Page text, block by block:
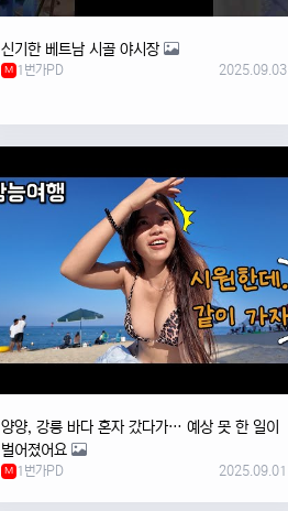
신기한 베트남 시골 야시장
M 1번가PD 2025.09.03
양양, 강릉 바다 혼자 갔다가… 예상 못 한 일이
벌어졌어요
M 1번가PD 2025.09.01